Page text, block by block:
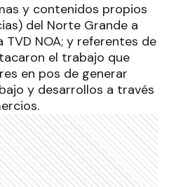
y contenidos propios
del Norte Grande a
NOA; y referentes de
el trabajo que
en pos de generar
y desarrollos a través